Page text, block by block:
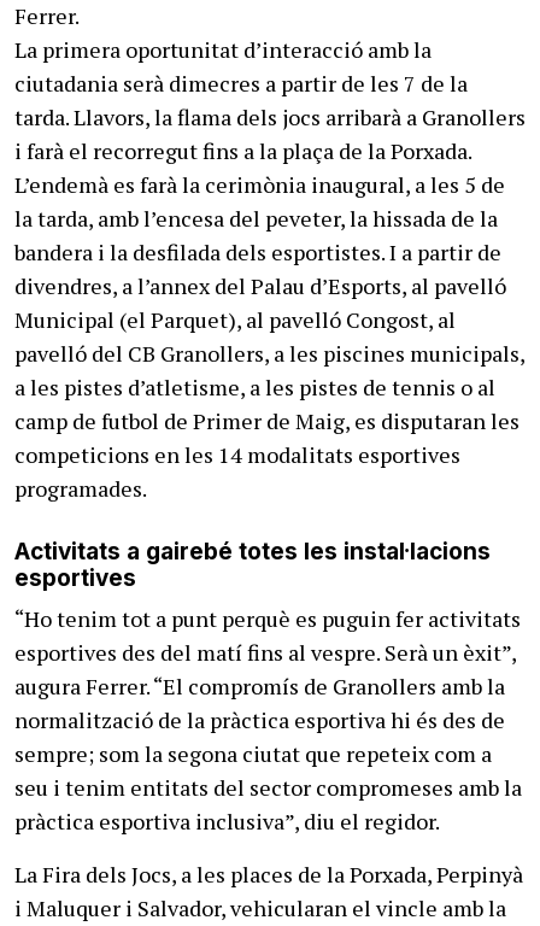
Ferrer.
La primera oportunitat d’interacció amb la
ciutadania serà dimecres a partir de les 7 de la
tarda. Llavors, la flama dels jocs arribarà a Granollers
i farà el recorregut fins a la plaça de la Porxada.
L’endemà es farà la cerimònia inaugural, a les 5 de
la tarda, amb l’encesa del peveter, la hissada de la
bandera i la desfilada dels esportistes. I a partir de
divendres, a l’annex del Palau d’Esports, al pavelló
Municipal (el Parquet), al pavelló Congost, al
pavelló del CB Granollers, a les piscines municipals,
a les pistes d’atletisme, a les pistes de tennis o al
camp de futbol de Primer de Maig, es disputaran les
competicions en les 14 modalitats esportives
programades.
Activitats a gairebé totes les instal·lacions
esportives
“Ho tenim tot a punt perquè es puguin fer activitats
esportives des del matí fins al vespre. Serà un èxit”,
augura Ferrer. “El compromís de Granollers amb la
normalització de la pràctica esportiva hi és des de
sempre; som la segona ciutat que repeteix com a
seu i tenim entitats del sector compromeses amb la
pràctica esportiva inclusiva”, diu el regidor.
La Fira dels Jocs, a les places de la Porxada, Perpinyà
i Maluquer i Salvador, vehicularan el vincle amb la